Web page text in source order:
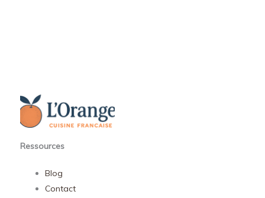
Ressources
Blog
Contact